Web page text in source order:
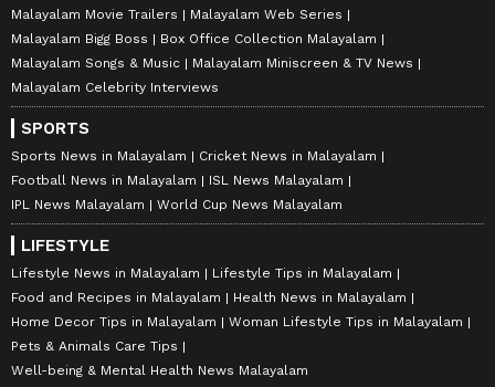
Malayalam Movie Trailers
Malayalam Web Series
Malayalam Bigg Boss
Box Office Collection Malayalam
Malayalam Songs & Music
Malayalam Miniscreen & TV News
Malayalam Celebrity Interviews
SPORTS
Sports News in Malayalam
Cricket News in Malayalam
Football News in Malayalam
ISL News Malayalam
IPL News Malayalam
World Cup News Malayalam
LIFESTYLE
Lifestyle News in Malayalam
Lifestyle Tips in Malayalam
Food and Recipes in Malayalam
Health News in Malayalam
Home Decor Tips in Malayalam
Woman Lifestyle Tips in Malayalam
Pets & Animals Care Tips
Well-being & Mental Health News Malayalam